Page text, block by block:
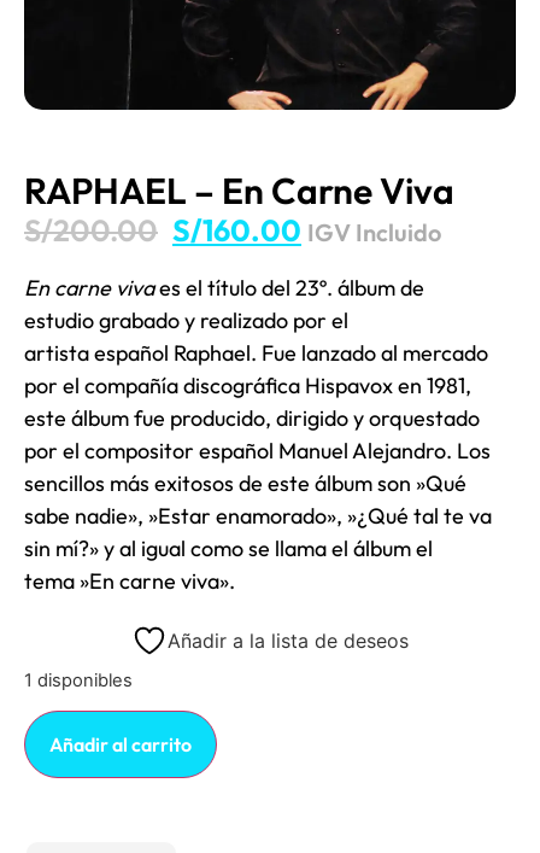
RAPHAEL – En Carne Viva
S/200.00 S/160.00 IGV Incluido
En carne vivaes el título del 23º. álbum de
estudio grabado y realizado por el
artista español Raphael. Fue lanzado al mercado
por el compañía discográfica Hispavox en 1981,
este álbum fue producido, dirigido y orquestado
por el compositor español Manuel Alejandro. Los
sencillos más exitosos de este álbum son »Qué
sabe nadie», »Estar enamorado», »¿Qué tal te va
sin mí?»y al igual como se llama el álbum el
tema »En carne viva».
Añadir a la lista de deseos
1 disponibles
Añadir al carrito